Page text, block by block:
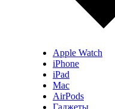
Apple Watch
iPhone
iPad
Mac
AirPods